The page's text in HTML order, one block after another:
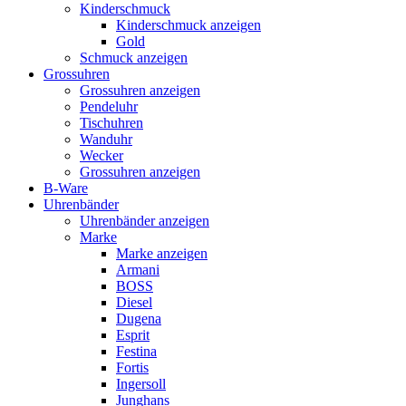
Kinderschmuck
Kinderschmuck anzeigen
Gold
Schmuck anzeigen
Grossuhren
Grossuhren anzeigen
Pendeluhr
Tischuhren
Wanduhr
Wecker
Grossuhren anzeigen
B-Ware
Uhrenbänder
Uhrenbänder anzeigen
Marke
Marke anzeigen
Armani
BOSS
Diesel
Dugena
Esprit
Festina
Fortis
Ingersoll
Junghans